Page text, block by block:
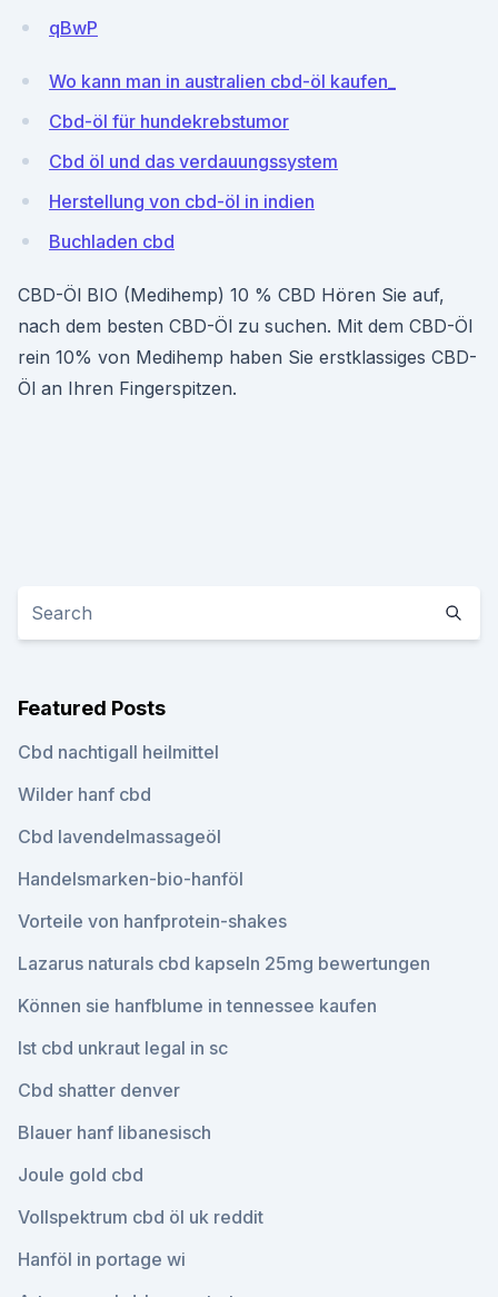
qBwP
Wo kann man in australien cbd-öl kaufen_
Cbd-öl für hundekrebstumor
Cbd öl und das verdauungssystem
Herstellung von cbd-öl in indien
Buchladen cbd
CBD-Öl BIO (Medihemp) 10 % CBD Hören Sie auf,
nach dem besten CBD-Öl zu suchen. Mit dem CBD-Öl
rein 10% von Medihemp haben Sie erstklassiges CBD-
Öl an Ihren Fingerspitzen.
Featured Posts
Cbd nachtigall heilmittel
Wilder hanf cbd
Cbd lavendelmassageöl
Handelsmarken-bio-hanföl
Vorteile von hanfprotein-shakes
Lazarus naturals cbd kapseln 25mg bewertungen
Können sie hanfblume in tennessee kaufen
Ist cbd unkraut legal in sc
Cbd shatter denver
Blauer hanf libanesisch
Joule gold cbd
Vollspektrum cbd öl uk reddit
Hanföl in portage wi